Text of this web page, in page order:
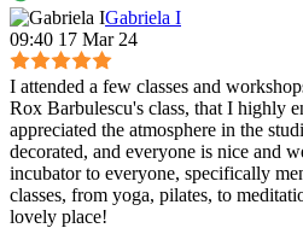
Gabriela I
09:40 17 Mar 24
I attended a few classes and
Rox Barbulescu's class, that I highly
appreciated the atmosphere in the
decorated, and everyone is nice and
incubator to everyone, specifically
classes, from yoga, pilates, to
lovely place!